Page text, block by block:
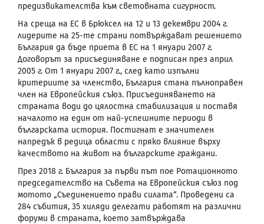
предизвикателства към световната сигурност.
На среща на ЕС в Брюксел на 12 и 13 декември 2004 г.
лидерите на 25-те страни потвърждават решението
България да бъде приета в ЕС на 1 януари 2007 г.
Договорът за присъединяване е подписан през април
2005 г. От 1 януари 2007 г., след като изпълни
критериите за членство, България стана пълноправен
член на Европейския съюз. Присъединяването на
страната води до цялостна стабилизация и поставя
началото на един от най-успешните периоди в
българската история. Постигнат е значителен
напредък в редица области с пряко влияние върху
качеството на живот на българските граждани.
През 2018 г. България за първи път пое Ротационното
председателство на Съвета на Европейския съюз под
мотото „Съединението прави силата“. Проведени са
284 събития, 35 хиляди делегати работят на различни
форуми в страната, което затвърждава